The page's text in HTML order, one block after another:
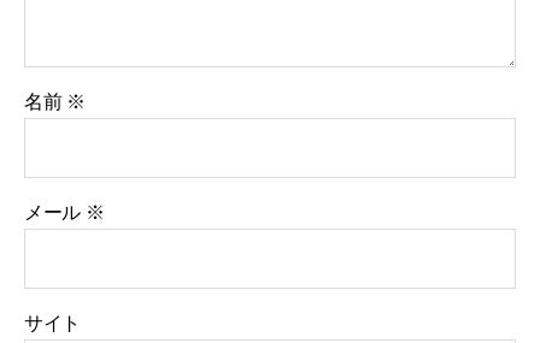
名前 ※
メール ※
サイト